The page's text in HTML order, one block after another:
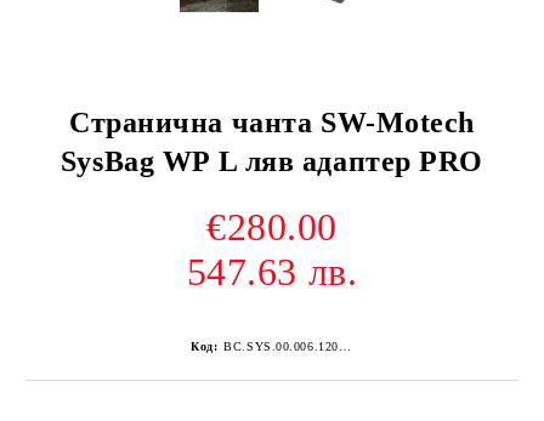
Странична чанта SW-Motech
SysBag WP L ляв адаптер PRO
€280.00
547.63 лв.
Код: